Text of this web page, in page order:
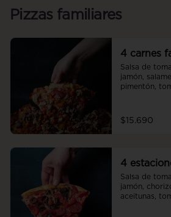
Pizzas familiares
4 carnes
Salsa de
jamón,
pimentón,
$15.690
4
Salsa de
jamón,
aceitunas,